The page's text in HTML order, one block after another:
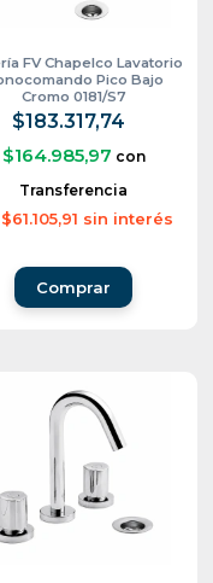
FV Chapelco Lavatorio
Pico Bajo
Cromo 0181/S7
$183.317,74
$164.985,97 con
Transferencia
$61.105,91 sin interés